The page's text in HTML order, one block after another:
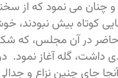
چنان می نمود که از
کوتاه بیش نبودند،
حاضر در آن مجلس، که
داشت، گله آغاز نمود.
جای چنین نزاع و جدالی